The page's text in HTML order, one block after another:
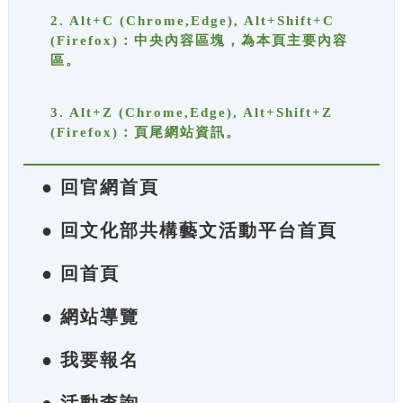
2. Alt+C (Chrome,Edge), Alt+Shift+C
(Firefox)：中央內容區塊，為本頁主要內容
區。
3. Alt+Z (Chrome,Edge), Alt+Shift+Z
(Firefox)：頁尾網站資訊。
● 回官網首頁
● 回文化部共構藝文活動平台首頁
● 回首頁
● 網站導覽
● 我要報名